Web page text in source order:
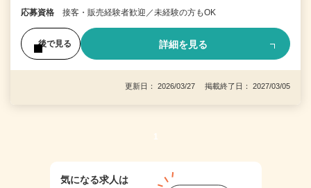
応募資格 接客・販売経験者歓迎／未経験の方もOK
後で見る 詳細を見る
更新日： 2026/03/27 掲載終了日： 2027/03/05
1
気になる求人は